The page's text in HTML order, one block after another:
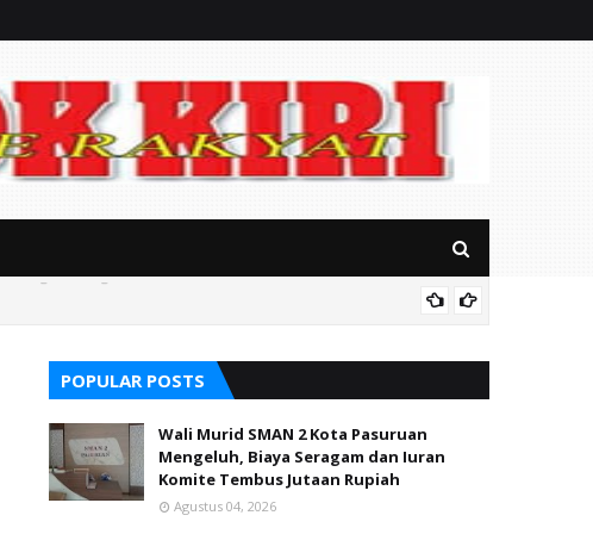
POPULAR POSTS
Wali Murid SMAN 2 Kota Pasuruan
Mengeluh, Biaya Seragam dan Iuran
Komite Tembus Jutaan Rupiah
Agustus 04, 2026